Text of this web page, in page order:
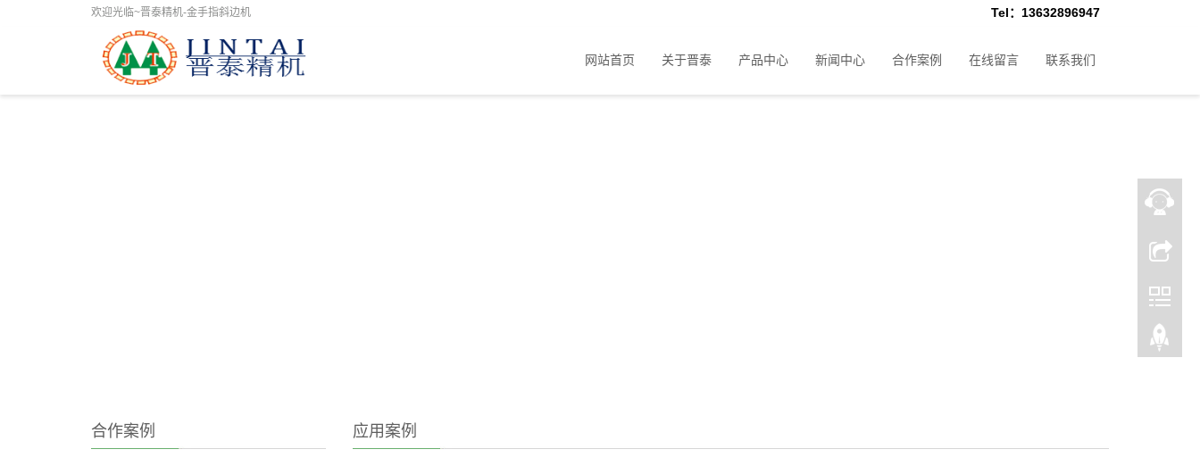
欢迎光临~晋泰精机-金手指斜边机 Tel：13632896947
网站首页 关于晋泰 产品中心 新闻中心 合作案例 在线留言 联系我们
应用案例
合作案例